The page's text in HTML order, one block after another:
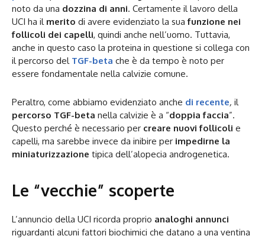
noto da una dozzina di anni. Certamente il lavoro della
UCI ha il merito di avere evidenziato la suafunzione nei
follicoli dei capelli, quindi anche nell’uomo. Tuttavia,
anche in questo caso la proteina in questione si collega con
il percorso del TGF-beta che è da tempo è noto per
essere fondamentale nella calvizie comune.
Peraltro, come abbiamo evidenziato anche di recente, il
percorso TGF-beta nella calvizie è a “doppia faccia”.
Questo perché è necessario per creare nuovi follicoli e
capelli, ma sarebbe invece da inibire per impedirne la
miniaturizzazione tipica dell’alopecia androgenetica.
Le “vecchie” scoperte
L’annuncio della UCI ricorda proprio analoghi annunci
riguardanti alcuni fattori biochimici che datano a una ventina